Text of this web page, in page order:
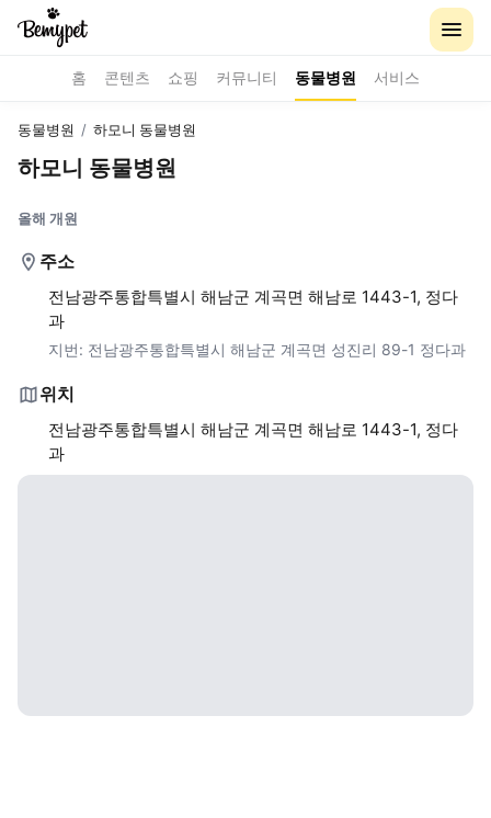
홈 콘텐츠 쇼핑 커뮤니티 동물병원 서비스
동물병원 / 하모니 동물병원
하모니 동물병원
올해 개원
주소
전남광주통합특별시 해남군 계곡면 해남로 1443-1, 정다
과
지번: 전남광주통합특별시 해남군 계곡면 성진리 89-1 정다과
위치
전남광주통합특별시 해남군 계곡면 해남로 1443-1, 정다
과